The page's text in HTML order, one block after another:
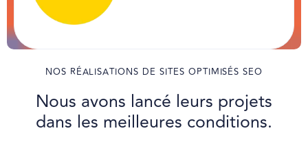
NOS RÉALISATIONS DE SITES OPTIMISÉS SEO
Nous avons lancé leurs projets
dans les meilleures conditions.